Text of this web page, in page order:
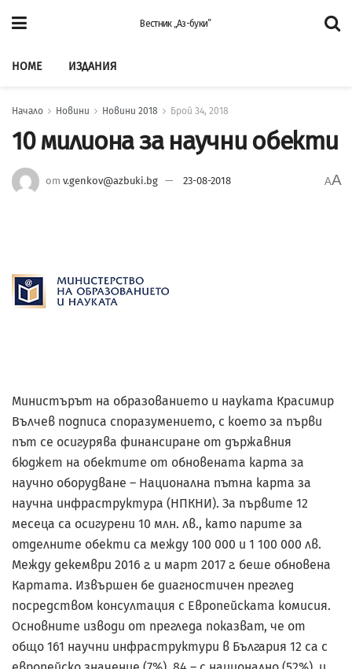
Вестник „Аз-буки”
HOME ИЗДАНИЯ
Начало Новини Новини 2018 Брой 34, 2018
10 милиона за научни обекти
от v.genkov@azbuki.bg 23-08-2018 AA
Министърът на образованието и науката Красимир
Вълчев подписа споразумението, с което за първи
път се осигурява финансиране от държавния
бюджет на обектите от обновената карта за
научно оборудване – Национална пътна карта за
научна инфраструктура (НПКНИ). За първите 12
месеца са осигурени 10 млн. лв., като парите за
отделните обекти са между 100 000 и 1 100 000 лв.
Между декември 2016 г. и март 2017 г. беше обновена
Картата. Извършен бе диагностичен преглед
посредством консултация с Европейската комисия.
Основните изводи от прегледа показват, че от
общо 161 научни инфраструктури в България 12 са с